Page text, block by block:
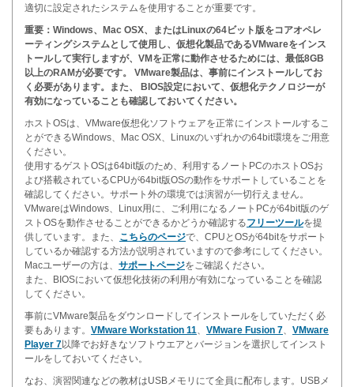
適切に設定されたシステムを使用することが重要です。
重要：Windows、Mac OSX、またはLinuxの64ビット版をコアオペレ
ーティングシステムとして使用し、仮想化製品であるVMwareをインス
トールして実行しますが、VMを正常に動作させるためには、最低8GB
以上のRAMが必要です。 VMware製品は、事前にインストールしてお
く必要があります。また、 BIOS設定において、仮想化テクノロジーが
有効になっていることも確認しておいてください。
ホストOSは、VMware仮想化ソフトウェアを正常にインストールするこ
とができるWindows、Mac OSX、Linuxのいずれかの64bit環境をご用意
ください。
使用するゲストOSは64bit版のため、利用するノートPCのホストOSお
よび搭載されているCPUが64bit版OSの動作をサポートしていることを
確認してください。サポート外の環境では演習が一切行えません。
VMwareはWindows、Linux用に、ご利用になるノートPCが64bit版のゲ
ストOSを動作させることができるかどうか確認するフリーツールを提
供しています。また、 こちらのページで、CPUとOSが64bitをサポート
しているか確認する方法が説明されていますので参考にしてください。
Macユーザーの方は、 サポートページをご確認ください。
また、BIOSにおいて仮想化技術の利用が有効になっていることを確認
してください。
事前にVMware製品をダウンロードしてインストールをしていただく必
要もあります。 VMware Workstation 11、 VMware Fusion 7、 VMware
Player 7以降でお好きなソフトウエアとバージョンを選択してインスト
ールをしておいてください。
なお、演習関連などの教材はUSBメモリにて全員に配布します。USBメ